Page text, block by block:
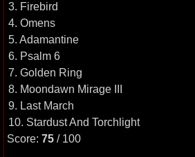
3. Firebird
4. Omens
5. Adamantine
6. Psalm 6
7. Golden Ring
8. Moondawn Mirage III
9. Last March
10. Stardust And Torchlight
Score: 75 / 100